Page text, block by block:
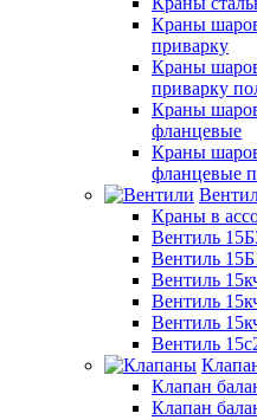
Краны
приварку
Краны
приварку
Краны
фланцевые
Краны
фланцевые
Краны в
Вентиль
Вентиль
Вентиль
Вентиль
Вентиль
Вентиль
Клапан
Клапан